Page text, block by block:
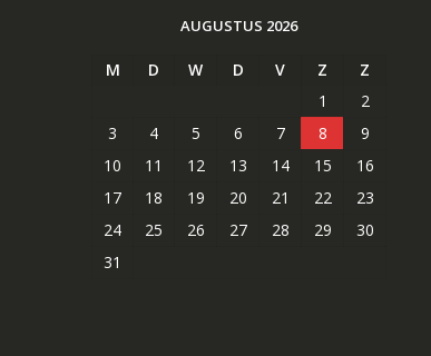
AUGUSTUS 2026
M D W D V Z
Z
1
2
3
4 5 6 7 8
9
10
11 12 13 14 15
16
17
18 19 20 21 22
23
24
25 26 27 28 29
30
31